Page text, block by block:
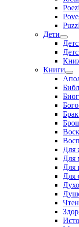
Дети
Книги
Для
Для
Для
Для